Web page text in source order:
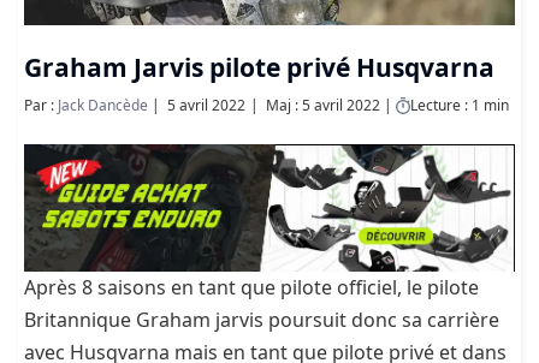
Graham Jarvis pilote privé Husqvarna
Par : Jack Dancède 5 avril 2022 Maj : 5 avril 2022 Lecture : 1 min
Après 8 saisons en tant que pilote officiel, le pilote
Britannique Graham jarvis poursuit donc sa carrière
avec Husqvarna mais en tant que pilote privé et dans